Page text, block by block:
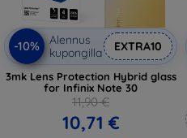
-10%
Alennus
kupongilla
EXTRA10
3mk Lens Protection Hybrid glass
for Infinix Note 30
11,90 €
10,71 €